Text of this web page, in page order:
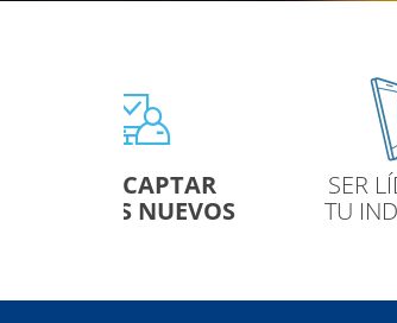
SER LÍDER DE
TU INDUSTRIA